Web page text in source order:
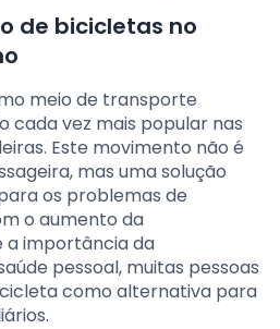
de bicicletas no
meio de transporte
cada vez mais popular nas
Este movimento não é
mas uma solução
os problemas de
o aumento da
a importância da
pessoal, muitas pessoas
como alternativa para